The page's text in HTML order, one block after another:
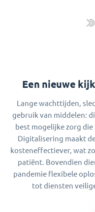
Een nieuwe
Lange wachttijden,
gebruik van middelen:
best mogelijke zorg
Digitalisering maakt
kosteneffectiever, wat
patiënt. Bovendien
pandemie flexibele
tot diensten